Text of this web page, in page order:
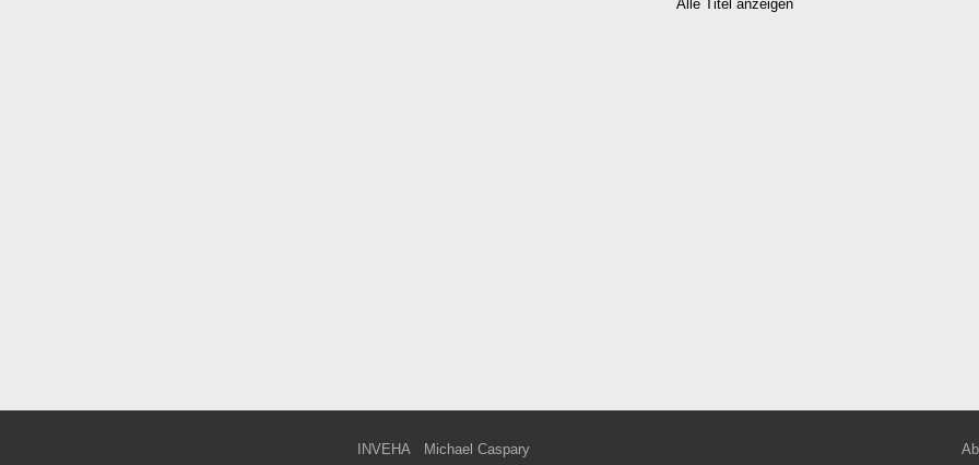
Alle Titel anzeigen
INVEHA
Michael Caspary